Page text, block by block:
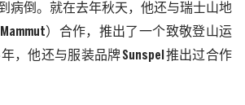
病倒。就在去年秋天，他还与瑞士山地
Mammut ）合作，推出了一个致敬登山运
年，他还与服装品牌Sunspel 推出过合作